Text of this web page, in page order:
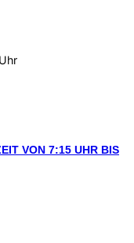
VON 7:15 UHR BIS